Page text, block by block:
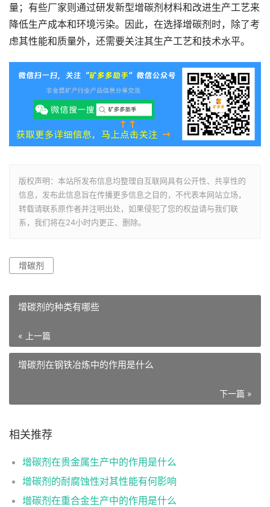
量；有些厂家则通过研发新型增碳剂材料和改进生产工艺来
降低生产成本和环境污染。因此，在选择增碳剂时，除了考
虑其性能和质量外，还需要关注其生产工艺和技术水平。
版权声明：本站所发布信息均整理自互联网具有公开性、共享性的
信息，发布此信息旨在传播更多信息之目的，不代表本网站立场，
转载请联系原作者并注明出处，如果侵犯了您的权益请与我们联
系，我们将在24小时内更正、删除。
增碳剂
增碳剂的种类有哪些
« 上一篇
增碳剂在钢铁冶炼中的作用是什么
下一篇 »
相关推荐
增碳剂在贵金属生产中的作用是什么
增碳剂的耐腐蚀性对其性能有何影响
增碳剂在重合金生产中的作用是什么